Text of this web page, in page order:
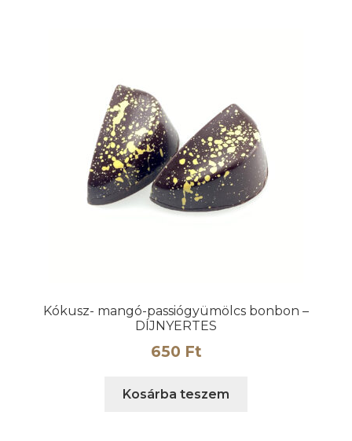
Kókusz- mangó-passiógyümölcs bonbon –
DÍJNYERTES
650 Ft
Kosárba teszem